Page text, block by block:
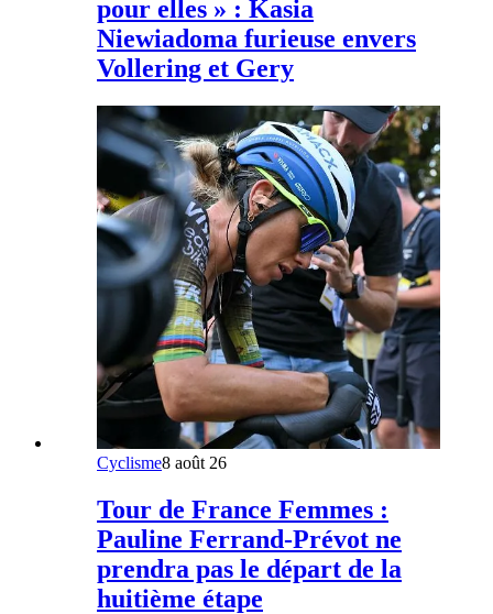
pour elles » : Kasia
Niewiadoma furieuse envers
Vollering et Gery
Cyclisme8 août 26
Tour de France Femmes :
Pauline Ferrand-Prévot ne
prendra pas le départ de la
huitième étape